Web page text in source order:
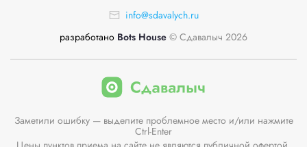
info@sdavalych.ru
разработано Bots House © Сдавалыч 2026
Заметили ошибку — выделите проблемное место и/или нажмите
Ctrl-Enter